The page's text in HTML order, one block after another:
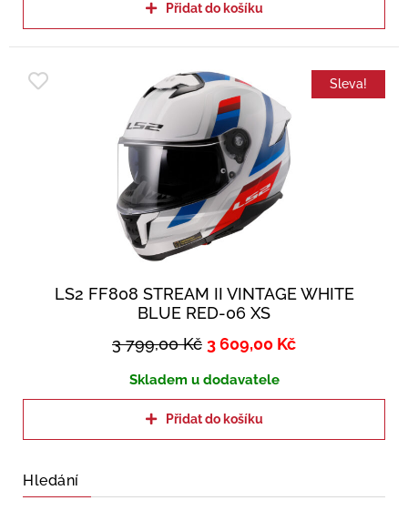
Přidat do košíku
Sleva!
LS2 FF808 STREAM II VINTAGE WHITE
BLUE RED-06 XS
3 799,00Kč 3 609,00 Kč
Skladem u dodavatele
Přidat do košíku
Hledání